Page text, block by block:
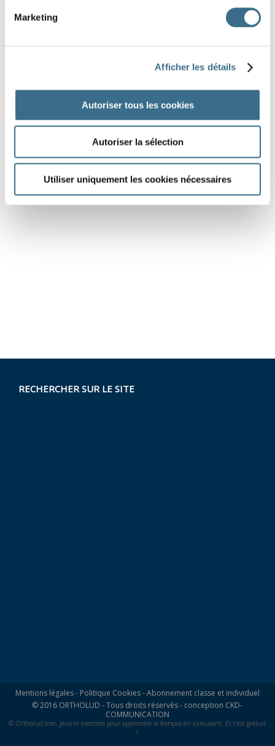
Marketing
Afficher les détails
Autoriser tous les cookies
Autoriser la sélection
Utiliser uniquement les cookies nécessaires
RECHERCHER SUR LE SITE
Mentions légales- Politique Cookies-Abonnement classe et individuel
© 2016 ORTHOLUD - Tous droits réservés - conception CKD-
COMMUNICATION
© Ortholud.com, jeux et exercices pour apprendre le français en s'amusant. Et c'est gratuit
!